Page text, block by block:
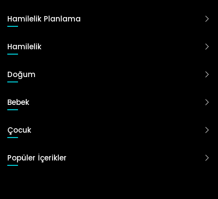
Hamilelik Planlama
Hamilelik
Doğum
Bebek
Çocuk
Popüler İçerikler